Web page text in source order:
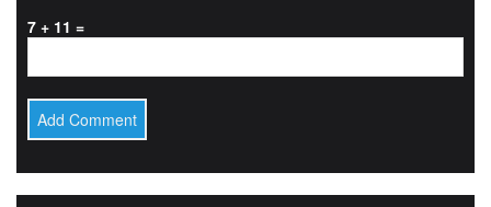
7 + 11 =